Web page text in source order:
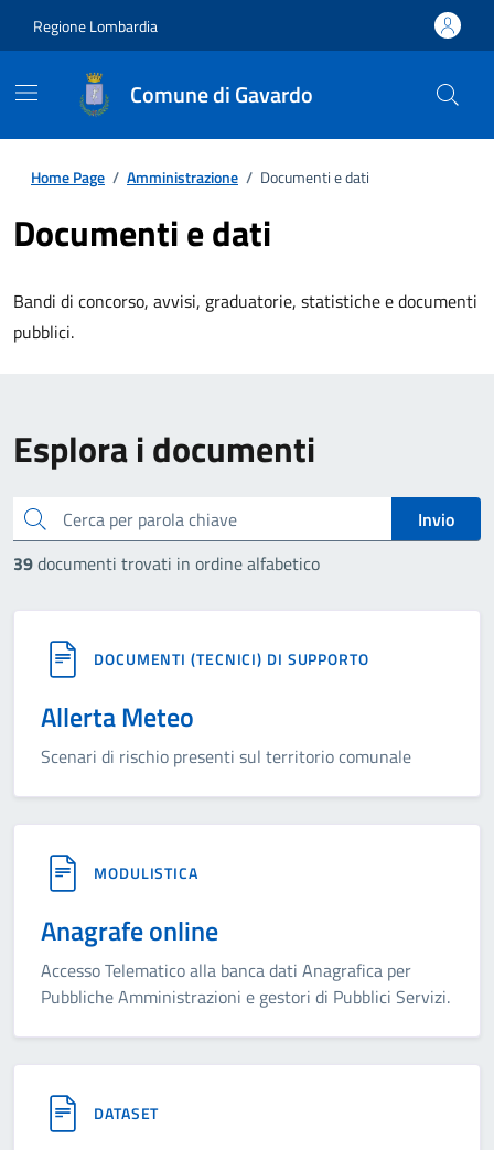
Regione Lombardia
Comune di Gavardo
Home Page / Amministrazione / Documenti e dati
Documenti e dati
Bandi di concorso, avvisi, graduatorie, statistiche e documenti
pubblici.
Esplora i documenti
cerca
Invio
39documenti trovati in ordine alfabetico
DOCUMENTI (TECNICI) DI SUPPORTO
Allerta Meteo
Scenari di rischio presenti sul territorio comunale
MODULISTICA
Anagrafe online
Accesso Telematico alla banca dati Anagrafica per
Pubbliche Amministrazioni e gestori di Pubblici Servizi.
DATASET